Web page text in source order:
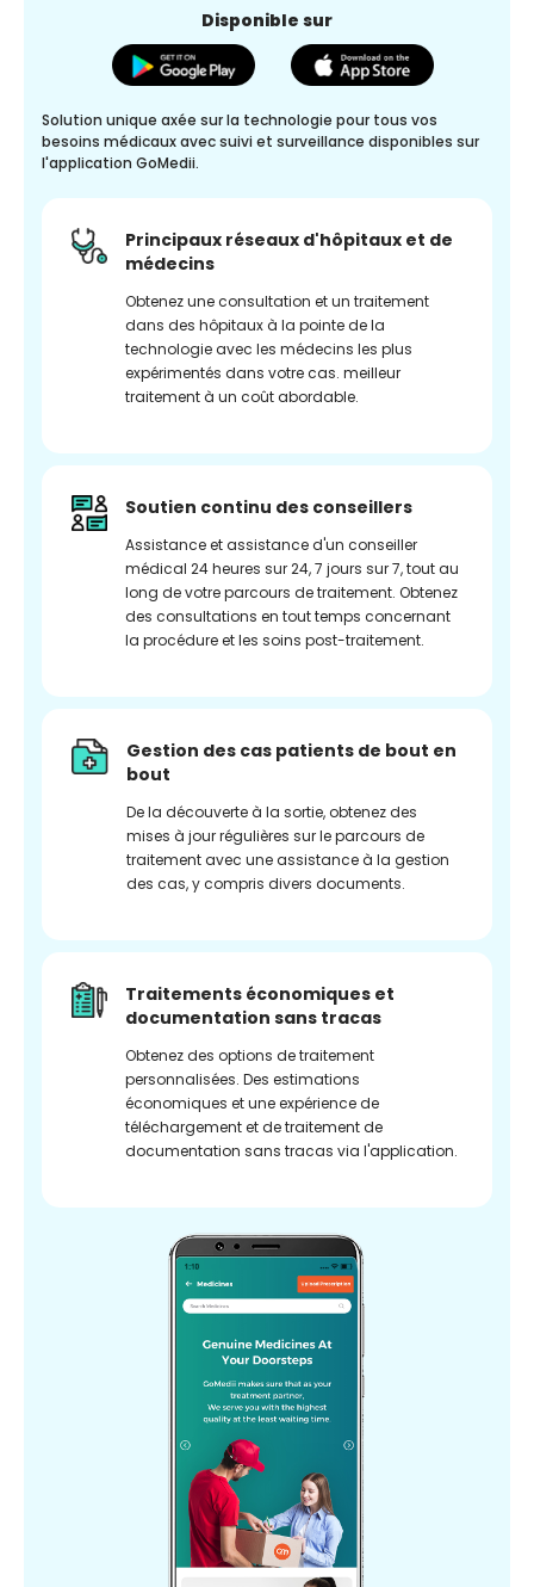
Disponible sur
Solution unique axée sur la technologie pour tous vos
besoins médicaux avec suivi et surveillance disponibles sur
l'application GoMedii.
Principaux réseaux d'hôpitaux et de
médecins
Obtenez une consultation et un traitement
dans des hôpitaux à la pointe de la
technologie avec les médecins les plus
expérimentés dans votre cas. meilleur
traitement à un coût abordable.
Soutien continu des conseillers
Assistance et assistance d'un conseiller
médical 24 heures sur 24, 7 jours sur 7, tout au
long de votre parcours de traitement. Obtenez
des consultations en tout temps concernant
la procédure et les soins post-traitement.
Gestion des cas patients de bout en
bout
De la découverte à la sortie, obtenez des
mises à jour régulières sur le parcours de
traitement avec une assistance à la gestion
des cas, y compris divers documents.
Traitements économiques et
documentation sans tracas
Obtenez des options de traitement
personnalisées. Des estimations
économiques et une expérience de
téléchargement et de traitement de
documentation sans tracas via l'application.